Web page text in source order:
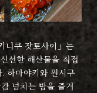
니쿠 잣토사이」는
선한 해산물을 직접
하마야키와 원시구
넘치는 밤을 즐겨